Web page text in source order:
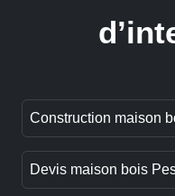
Construction maison
Devis maison bois